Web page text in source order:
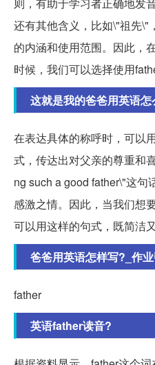
还有其他含义，比如\"祖先\"
的内涵和使用范围。因此，
时候，我们可以选择使用
这就是我的爸爸用英语怎
在表达具体的称呼时，可以
式，传达出对父亲的尊重和
ng such a good father\"这句
感激之情。因此，当我们想
可以用这样的句式，既简洁又
爸爸用英语怎样写?_作
father
英语father读音?